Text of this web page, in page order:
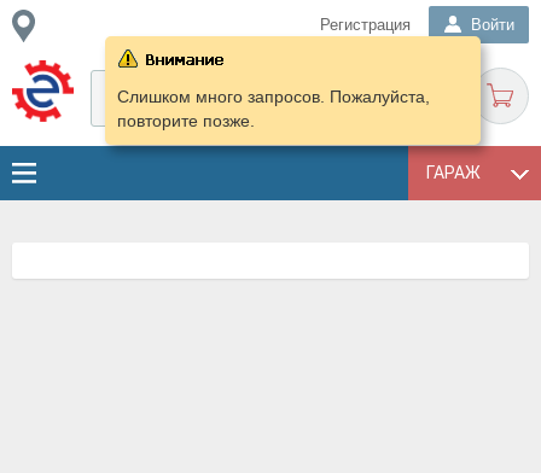
Регистрация Войти
ГАРАЖ
Слишком много запросов. Пожалуйста,
повторите позже.